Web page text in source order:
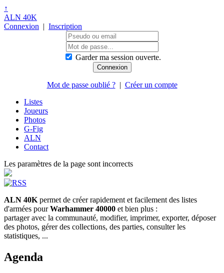
↑
ALN 40K
Connexion | Inscription
Garder ma session ouverte.
Mot de passe oublié ?| Créer un compte
Listes
Joueurs
Photos
G-Fig
ALN
Contact
Les paramètres de la page sont incorrects
ALN 40K permet de créer rapidement et facilement des listes
d'armées pourWarhammer 40000 et bien plus :
partager avec la communauté, modifier, imprimer, exporter, déposer
des photos, gérer des collections, des parties, consulter les
statistiques, ...
Agenda